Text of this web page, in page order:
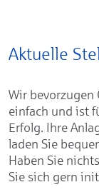
Aktuelle
Wir bevorzugen
einfach und ist
Erfolg. Ihre
laden Sie
Haben Sie
Sie sich gern